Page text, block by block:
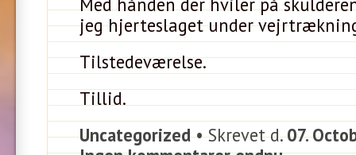
jeg hjerteslaget under
Tilstedeværelse.
Tillid.
Uncategorized• Skrevet d.07.